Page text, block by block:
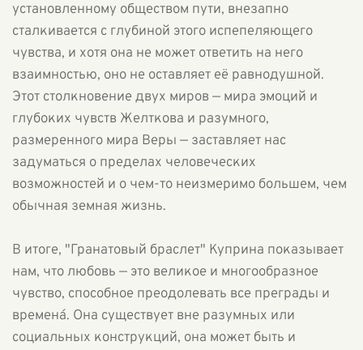
установленному обществом пути, внезапно
сталкивается с глубиной этого испепеляющего
чувства, и хотя она не может ответить на него
взаимностью, оно не оставляет её равнодушной.
Этот столкновение двух миров — мира эмоций и
глубоких чувств Желткова и разумного,
размеренного мира Веры — заставляет нас
задуматься о пределах человеческих
возможностей и о чем-то неизмеримо большем, чем
обычная земная жизнь.
В итоге, "Гранатовый браслет" Куприна показывает
нам, что любовь — это великое и многообразное
чувство, способное преодолевать все преграды и
временá. Она существует вне разумных или
социальных конструкций, она может быть и